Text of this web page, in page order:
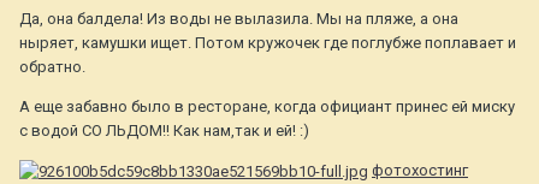
Да, она балдела! Из воды не вылазила. Мы на пляже, а она
ныряет, камушки ищет. Потом кружочек где поглубже поплавает и
обратно.
А еще забавно было в ресторане, когда официант принес ей миску
с водой СО ЛЬДОМ!! Как нам,так и ей! :)
фотохостинг